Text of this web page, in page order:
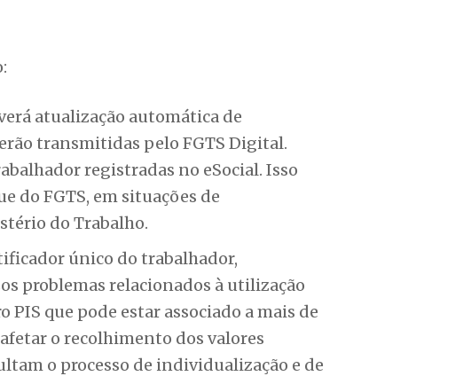
atualização automática de
transmitidas pelo FGTS Digital.
registradas no eSocial. Isso
do FGTS, em situações de
do Trabalho.
único do trabalhador,
problemas relacionados à utilização
que pode estar associado a mais de
o recolhimento dos valores
o processo de individualização e de